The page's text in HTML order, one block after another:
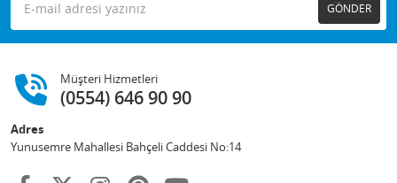
GÖNDER
Müşteri Hizmetleri
(0554) 646 90 90
Adres
Yunusemre Mahallesi Bahçeli Caddesi No:14